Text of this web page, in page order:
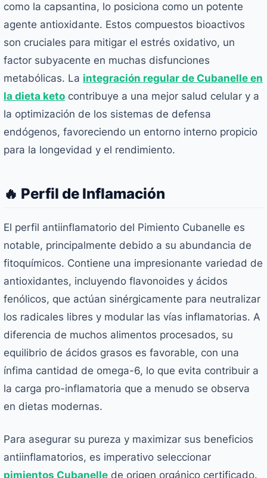
como la capsantina, lo posiciona como un potente
agente antioxidante. Estos compuestos bioactivos
son cruciales para mitigar el estrés oxidativo, un
factor subyacente en muchas disfunciones
metabólicas. La integración regular de Cubanelle en
la dieta keto contribuye a una mejor salud celular y a
la optimización de los sistemas de defensa
endógenos, favoreciendo un entorno interno propicio
para la longevidad y el rendimiento.
🔥 Perfil de Inflamación
El perfil antiinflamatorio del Pimiento Cubanelle es
notable, principalmente debido a su abundancia de
fitoquímicos. Contiene una impresionante variedad de
antioxidantes, incluyendo flavonoides y ácidos
fenólicos, que actúan sinérgicamente para neutralizar
los radicales libres y modular las vías inflamatorias. A
diferencia de muchos alimentos procesados, su
equilibrio de ácidos grasos es favorable, con una
ínfima cantidad de omega-6, lo que evita contribuir a
la carga pro-inflamatoria que a menudo se observa
en dietas modernas.
Para asegurar su pureza y maximizar sus beneficios
antiinflamatorios, es imperativo seleccionar
pimientos Cubanelle de origen orgánico certificado.